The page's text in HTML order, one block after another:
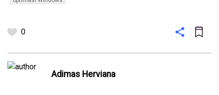
0
⁠Adimas Herviana